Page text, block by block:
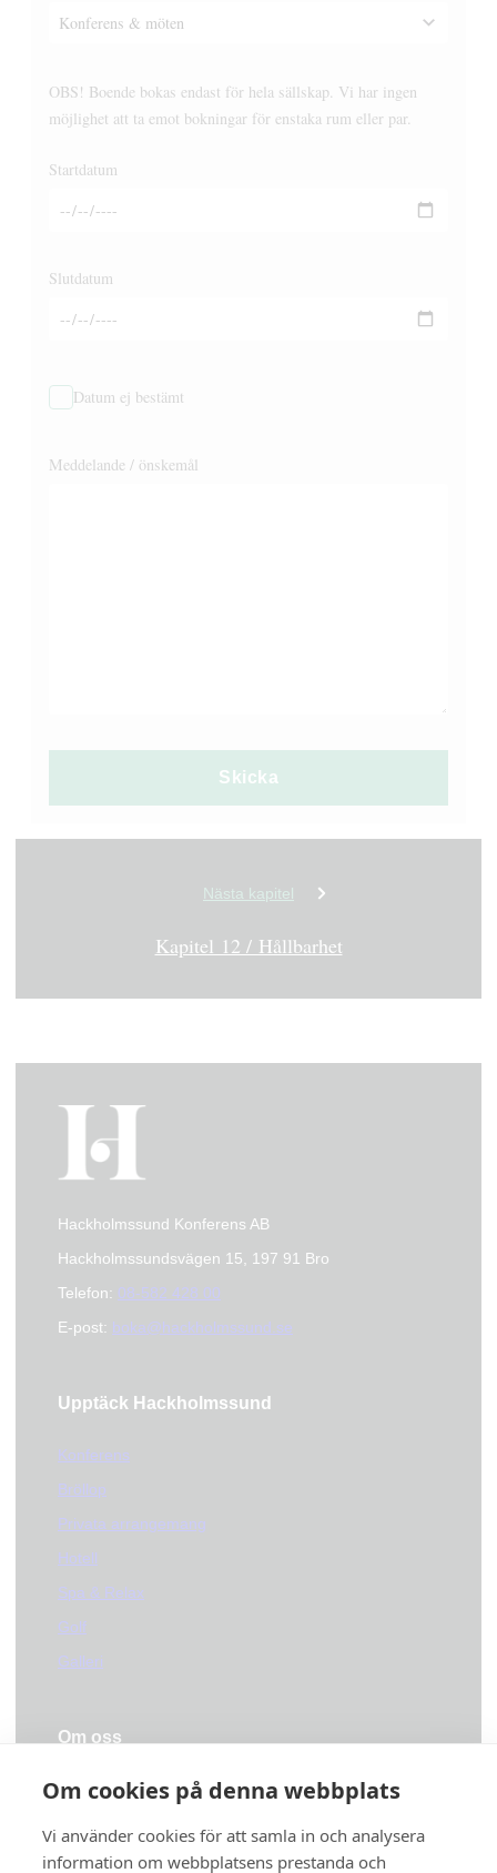
Om cookies på denna webbplats
Vi använder cookies för att samla in och analysera
information om webbplatsens prestanda och
OBS! Boende bokas endast för hela sällskap. Vi har ingen
möjlighet att ta emot bokningar för enstaka rum eller par.
Startdatum
Slutdatum
Datum ej bestämt
Meddelande / önskemål
Nästa kapitel
Kapitel 12 / Hållbarhet
Hackholmssund Konferens AB
Hackholmssundsvägen 15, 197 91 Bro
Telefon: 08-582 428 00
E-post: boka@hackholmssund.se
Upptäck Hackholmssund
Konferens
Bröllop
Privata arrangemang
Hotell
Spa & Relax
Golf
Galleri
Om oss
Vår filosofi
Säkra möten